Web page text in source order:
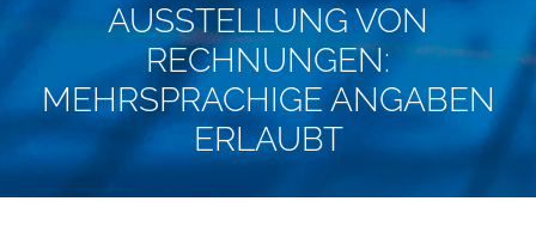
AUSSTELLUNG VON
RECHNUNGEN:
MEHRSPRACHIGE ANGABEN
ERLAUBT